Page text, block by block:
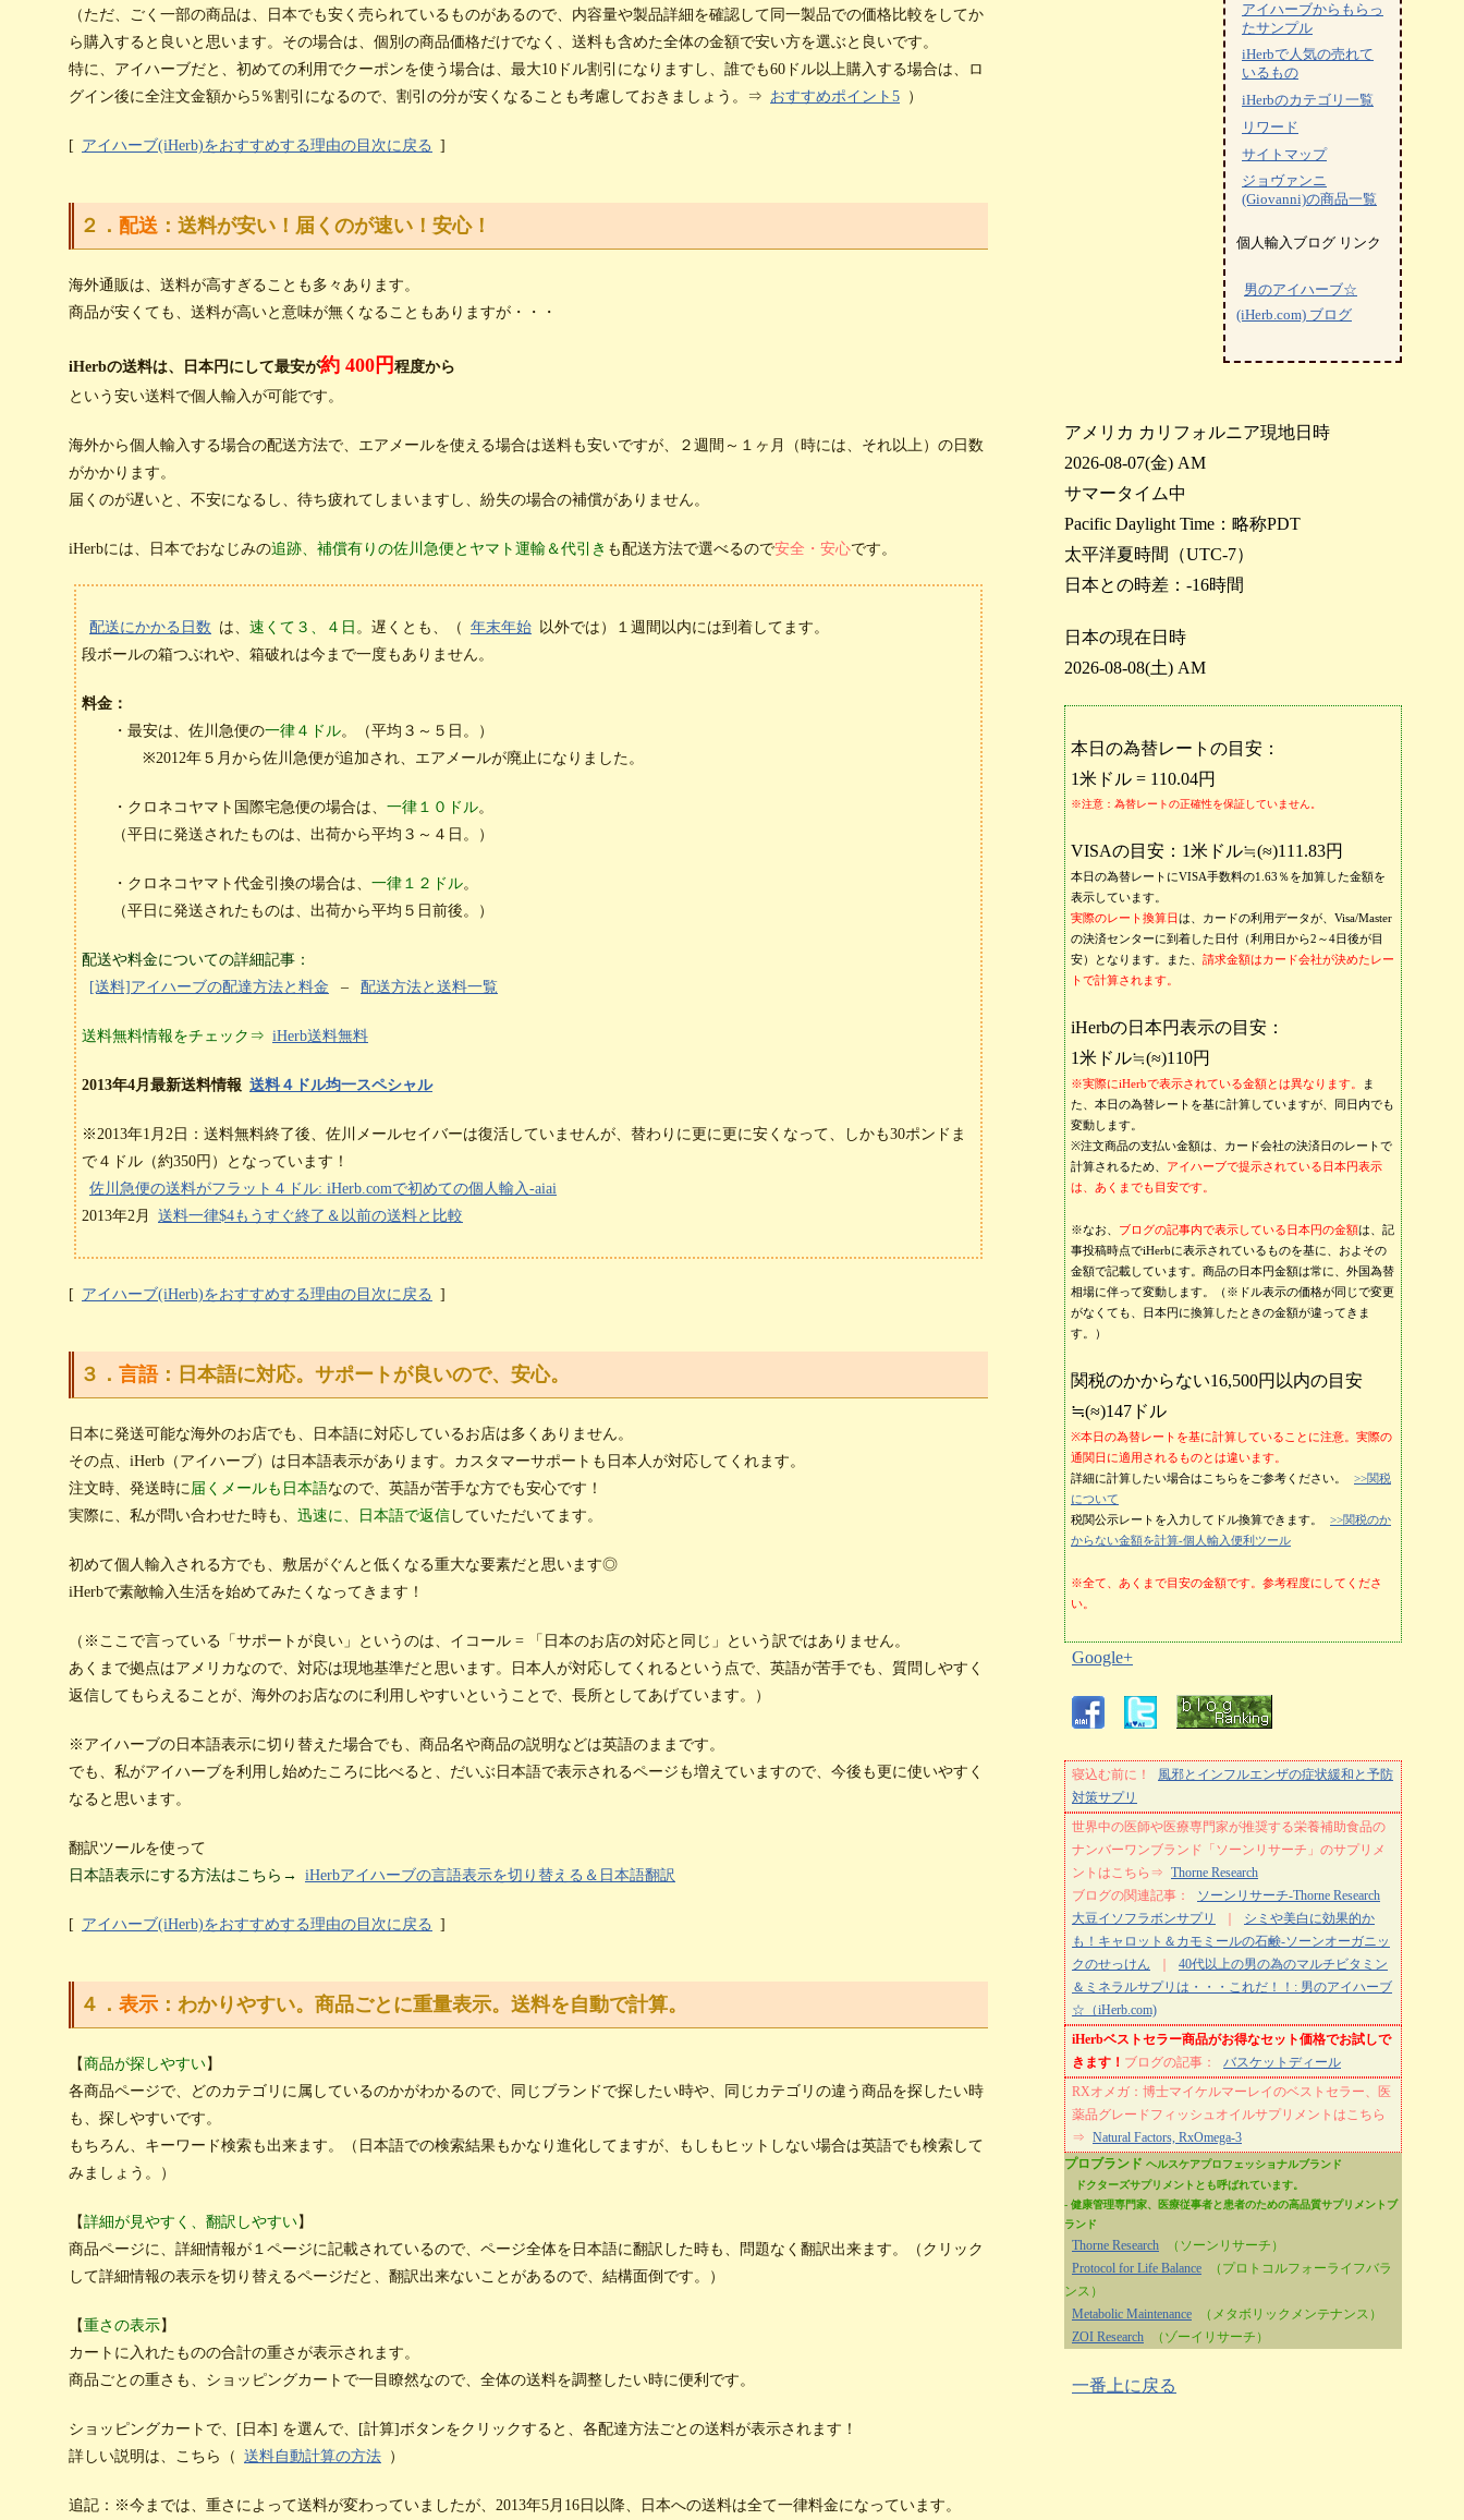
（ただ、ごく一部の商品は、日本でも安く売られているものがあるので、内容量や製品詳細を確認して同一製品での価格比較をしてか
ら購入すると良いと思います。その場合は、個別の商品価格だけでなく、送料も含めた全体の金額で安い方を選ぶと良いです。
特に、アイハーブだと、初めての利用でクーポンを使う場合は、最大10ドル割引になりますし、誰でも60ドル以上購入する場合は、ロ
グイン後に全注文金額から5％割引になるので、割引の分が安くなることも考慮しておきましょう。⇒ おすすめポイント5 ）
[ アイハーブ(iHerb)をおすすめする理由の目次に戻る ]
２． 配送 ：送料が安い！届くのが速い！安心！
海外通販は、送料が高すぎることも多々あります。
商品が安くても、送料が高いと意味が無くなることもありますが・・・
iHerbの送料は、日本円にして最安が約 400円 程度から
という安い送料で個人輸入が可能です。
海外から個人輸入する場合の配送方法で、エアメールを使える場合は送料も安いですが、２週間～１ヶ月（時には、それ以上）の日数
がかかります。
届くのが遅いと、不安になるし、待ち疲れてしまいますし、紛失の場合の補償がありません。
iHerbには、日本でおなじみの追跡、補償有りの佐川急便とヤマト運輸＆代引き も配送方法で選べるので安全・安心です。
配送にかかる日数 は、 速くて３、４日 。遅くとも、（ 年末年始 以外では）１週間以内には到着してます。
段ボールの箱つぶれや、箱破れは今まで一度もありません。
料金：
・最安は、佐川急便の一律４ドル。（平均３～５日。）
※2012年５月から佐川急便が追加され、エアメールが廃止になりました。
・クロネコヤマト国際宅急便の場合は、 一律１０ドル。
（平日に発送されたものは、出荷から平均３～４日。）
・クロネコヤマト代金引換の場合は、 一律１２ドル。
（平日に発送されたものは、出荷から平均５日前後。）
配送や料金についての詳細記事：
[送料]アイハーブの配達方法と料金
– 配送方法と送料一覧
送料無料情報をチェック⇒ iHerb送料無料
2013年4月最新送料情報 送料４ドル均一スペシャル
※2013年1月2日：送料無料終了後、佐川メールセイバーは復活していませんが、替わりに更に更に安くなって、しかも30ポンドま
で４ドル（約350円）となっています！
佐川急便の送料がフラット４ドル: iHerb.comで初めての個人輸入-aiai
2013年2月
送料一律$4もうすぐ終了＆以前の送料と比較
[ アイハーブ(iHerb)をおすすめする理由の目次に戻る ]
３． 言語：日本語に対応。サポートが良いので、安心。
日本に発送可能な海外のお店でも、日本語に対応しているお店は多くありません。
その点、iHerb（アイハーブ）は日本語表示があります。カスタマーサポートも日本人が対応してくれます。
注文時、発送時に届くメールも日本語なので、英語が苦手な方でも安心です！
実際に、私が問い合わせた時も、 迅速に、日本語で返信 していただいてます。
初めて個人輸入される方でも、敷居がぐんと低くなる重大な要素だと思います◎
iHerbで素敵輸入生活を始めてみたくなってきます！
（※ここで言っている「サポートが良い」というのは、イコール = 「日本のお店の対応と同じ」という訳ではありません。
あくまで拠点はアメリカなので、対応は現地基準だと思います。日本人が対応してくれるという点で、英語が苦手でも、質問しやすく
返信してもらえることが、海外のお店なのに利用しやすいということで、長所としてあげています。）
※アイハーブの日本語表示に切り替えた場合でも、商品名や商品の説明などは英語のままです。
でも、私がアイハーブを利用し始めたころに比べると、だいぶ日本語で表示されるページも増えていますので、今後も更に使いやすく
なると思います。
翻訳ツールを使って
日本語表示にする方法はこちら→
iHerbアイハーブの言語表示を切り替える＆日本語翻訳
[ アイハーブ(iHerb)をおすすめする理由の目次に戻る ]
４． 表示 ：わかりやすい。商品ごとに重量表示。送料を自動で計算。
【商品が探しやすい】
各商品ページで、どのカテゴリに属しているのかがわかるので、同じブランドで探したい時や、同じカテゴリの違う商品を探したい時
も、探しやすいです。
もちろん、キーワード検索も出来ます。（日本語での検索結果もかなり進化してますが、もしもヒットしない場合は英語でも検索して
みましょう。）
【詳細が見やすく、翻訳しやすい】
商品ページに、詳細情報が１ページに記載されているので、ページ全体を日本語に翻訳した時も、問題なく翻訳出来ます。（クリック
して詳細情報の表示を切り替えるページだと、翻訳出来ないことがあるので、結構面倒です。）
【重さの表示】
カートに入れたものの合計の重さが表示されます。
商品ごとの重さも、ショッピングカートで一目瞭然なので、全体の送料を調整したい時に便利です。
ショッピングカートで、[日本] を選んで、[計算]ボタンをクリックすると、各配達方法ごとの送料が表示されます！
詳しい説明は、こちら（ 送料自動計算の方法 ）
追記：※今までは、重さによって送料が変わっていましたが、2013年5月16日以降、日本への送料は全て一律料金になっています。
アイハーブからもらっ
たサンプル
iHerbで人気の売れて
いるもの
iHerbのカテゴリ一覧
リワード
サイトマップ
ジョヴァンニ
(Giovanni)の商品一覧
個人輸入ブログ リンク
男のアイハーブ☆
(iHerb.com) ブログ
アメリカ カリフォルニア現地日時
2026-08-07(金) AM
サマータイム中
Pacific Daylight Time：略称PDT
太平洋夏時間（UTC-7）
日本との時差：-16時間
日本の現在日時
2026-08-08(土) AM
本日の為替レートの目安：
1米ドル = 110.04円
※注意：為替レートの正確性を保証していません。
VISAの目安：1米ドル≒(≈)111.83円
本日の為替レートにVISA手数料の1.63％を加算した金額を
表示しています。
実際のレート換算日は、カードの利用データが、Visa/Master
の決済センターに到着した日付（利用日から2～4日後が目
安）となります。また、 請求金額はカード会社が決めたレー
トで計算されます。
iHerbの日本円表示の目安：
1米ドル≒(≈)110円
※実際にiHerbで表示されている金額とは異なります。
ま
た、本日の為替レートを基に計算していますが、同日内でも
変動します。
※注文商品の支払い金額は、カード会社の決済日のレートで
計算されるため、 アイハーブで提示されている日本円表示
は、あくまでも目安です。
※なお、 ブログの記事内で表示している日本円の金額は、記
事投稿時点でiHerbに表示されているものを基に、およその
金額で記載しています。商品の日本円金額は常に、外国為替
相場に伴って変動します。（※ドル表示の価格が同じで変更
がなくても、日本円に換算したときの金額が違ってきま
す。）
関税のかからない16,500円以内の目安
≒(≈)147ドル
※本日の為替レートを基に計算していることに注意。実際の
通関日に適用されるものとは違います。
詳細に計算したい場合はこちらをご参考ください。
>>関税
について
税関公示レートを入力してドル換算できます。
>>関税のか
からない金額を計算-個人輸入便利ツール
※全て、あくまで目安の金額です。参考程度にしてくださ
い。
Google+
寝込む前に！
風邪とインフルエンザの症状緩和と予防
対策サプリ
世界中の医師や医療専門家が推奨する栄養補助食品の
ナンバーワンブランド「ソーンリサーチ」のサプリメ
ントはこちら⇒ Thorne Research
ブログの関連記事：
ソーンリサーチ-Thorne Research
大豆イソフラボンサプリ
シミや美白に効果的か
も！キャロット＆カモミールの石鹸-ソーンオーガニッ
クのせっけん
40代以上の男の為のマルチビタミン
＆ミネラルサプリは・・・これだ！！: 男のアイハーブ
☆（iHerb.com)
iHerbベストセラー商品がお得なセット価格でお試しで
きます！ ブログの記事：
バスケットディール
RXオメガ：博士マイケルマーレイのベストセラー、医
薬品グレードフィッシュオイルサプリメントはこちら
⇒ Natural Factors, RxOmega-3
プロブランド ヘルスケアプロフェッショナルブランド
ドクターズサプリメントとも呼ばれています。
- 健康管理専門家、医療従事者と患者のための高品質サプリメントブ
ランド
Thorne Research
（ソーンリサーチ）
Protocol for Life Balance
（プロトコルフォーライフバラ
ンス）
Metabolic Maintenance
（メタボリックメンテナンス）
ZOI Research
（ゾーイリサーチ）
一番上に戻る